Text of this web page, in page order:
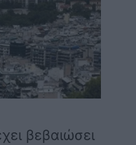
βεβαιώσει